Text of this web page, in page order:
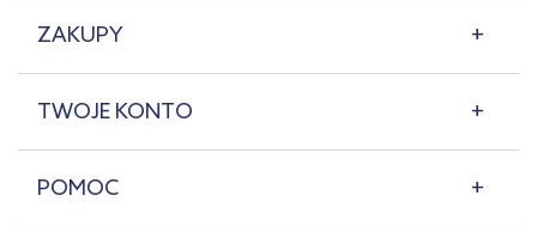
ZAKUPY
TWOJE KONTO
POMOC